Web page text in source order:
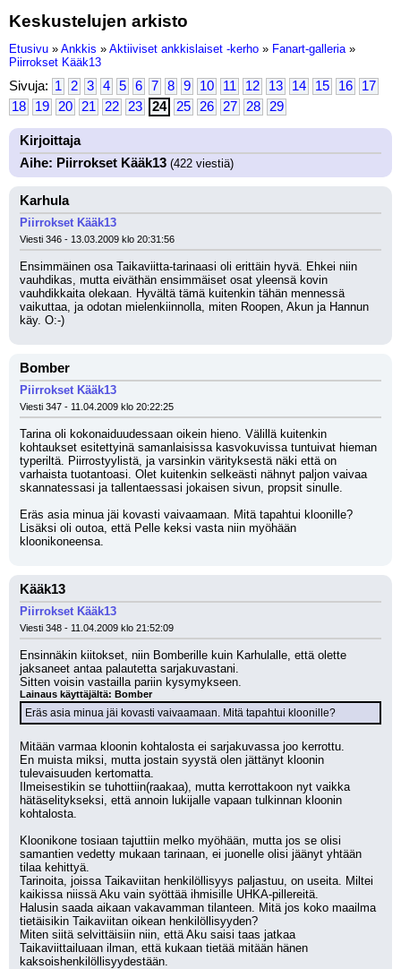
Keskustelujen arkisto
Etusivu » Ankkis » Aktiiviset ankkislaiset -kerho » Fanart-galleria »
Piirrokset Kääk13
Sivuja: 1 2 3 4 5 6 7 8 9 10 11 12 13 14 15 16
17
18
19 20 21 22 23 24 25 26 27 28 29
Kirjoittaja
Aihe: Piirrokset Kääk13 (422 viestiä)
Karhula
Piirrokset Kääk13
Viesti 346 - 13.03.2009 klo 20:31:56
Ensimmäinen osa Taikaviitta-tarinaasi oli erittäin hyvä. Ehkei niin
vauhdikas, mutta eiväthän ensimmäiset osat yleensä kovin
vauhdikkaita olekaan. Hyvältä tämä kuitenkin tähän mennessä
vaikuttaa, ja odotan mielenkiinnolla, miten Roopen, Akun ja Hannun
käy. O:-)
Bomber
Piirrokset Kääk13
Viesti 347 - 11.04.2009 klo 20:22:25
Tarina oli kokonaiduudessaan oikein hieno. Välillä kuitenkin
kohtaukset esitettyinä samanlaisissa kasvokuvissa tuntuivat hieman
typeriltä. Piirrostyylistä, ja varsinkin värityksestä näki että on
varhaista tuotantoasi. Olet kuitenkin selkeästi nähnyt paljon vaivaa
skannatessasi ja tallentaessasi jokaisen sivun, propsit sinulle.
Eräs asia minua jäi kovasti vaivaamaan. Mitä tapahtui kloonille?
Lisäksi oli outoa, että Pelle keksi vasta niin myöhään
kloonikoneensa.
Kääk13
Piirrokset Kääk13
Viesti 348 - 11.04.2009 klo 21:52:09
Ensinnäkin kiitokset, niin Bomberille kuin Karhulalle, että olette
jaksaneet antaa palautetta sarjakuvastani.
Sitten voisin vastailla pariin kysymykseen.
Lainaus käyttäjältä: Bomber
Eräs asia minua jäi kovasti vaivaamaan. Mitä tapahtui kloonille?
Mitään varmaa kloonin kohtalosta ei sarjakuvassa joo kerrottu.
En muista miksi, mutta jostain syystä olen jättänyt kloonin
tulevaisuuden kertomatta.
Ilmeisestikin se tuhottiin(raakaa), mutta kerrottakoon nyt vaikka
hätäselitykseksi, että annoin lukijalle vapaan tulkinnan kloonin
kohtalosta.
Kloonikone tosiaan tajuttiin melko myöhään, mutta jos se olisi
samantien vedetty mukaan tarinaan, ei juonelle olisi jäänyt yhtään
tilaa kehittyä.
Tarinoita, joissa Taikaviitan henkilöllisyys paljastuu, on useita. Miltei
kaikissa niissä Aku vain syöttää ihmisille UHKA-pillereitä.
Halusin saada aikaan vakavamman tilanteen. Mitä jos koko maailma
tietäisikin Taikaviitan oikean henkilöllisyyden?
Miten siitä selvittäisiin niin, että Aku saisi taas jatkaa
Taikaviittailuaan ilman, että kukaan tietää mitään hänen
kaksoishenkilöllisyydestään.